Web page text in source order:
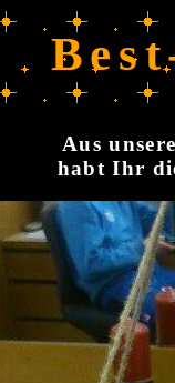
Aus
habt Ihr